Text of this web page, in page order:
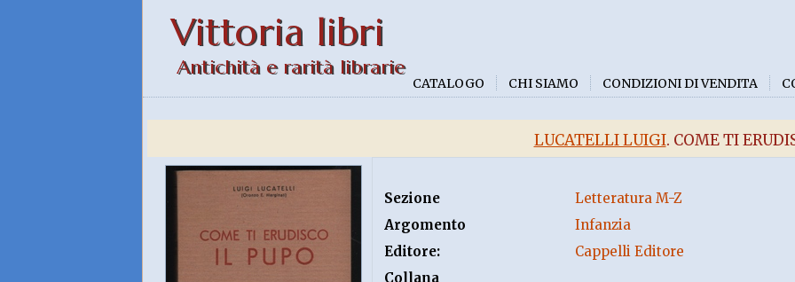
Vittoria libri
Antichità e rarità librarie
CATALOGO CHI SIAMO CONDIZIONI DI VENDITA
LUCATELLI LUIGI. COME TI
Sezione
Letteratura M-Z
Argomento
Infanzia
Editore:
Cappelli Editore
Collana